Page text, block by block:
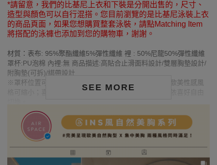
SEE MORE
*請留意，我們的比基尼上衣和下裝是分開出售的，尺寸、
造型與顏色可以自行混搭。您目前瀏覽的是比基尼泳裝上衣
的商品頁面，如果您想購買整套泳裝，請點Matching Item
將搭配的泳褲也添加到您的購物車，謝謝。
材質：表布: 95%聚酯纖維5%彈性纖維 裡 : 50%尼龍50%彈性纖維
罩杯:PU泡棉 內裡:無 商品描述:高貼合止滑面料設計/雙層胸墊設計/
附胸墊(可拆)/綁帶設計
※罩杯位置可依個人需求調整比基尼布面寬度。想展現歐美性感風
格可縮小；喜歡自然風格則可調整成基本三角杯形，可依喜好自由
MODEL資訊
‧Mariia K.
身高173cm／體重50kg／胸圍Bust：83cm
腰圍Waist：57cm／臀圍hips：88cm